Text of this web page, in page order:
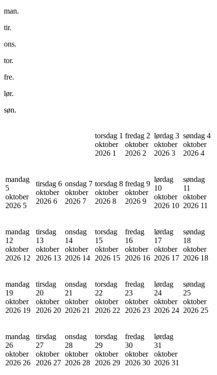
man.
tir.
ons.
tor.
fre.
lør.
søn.
torsdag 1
oktober
2026 1
fredag 2
oktober
2026 2
lørdag 3
oktober
2026 3
søndag 4
oktober
2026 4
mandag
5
oktober
2026 5
tirsdag 6
oktober
2026 6
onsdag 7
oktober
2026 7
torsdag 8
oktober
2026 8
fredag 9
oktober
2026 9
lørdag
10
oktober
2026 10
søndag
11
oktober
2026 11
mandag
12
oktober
2026 12
tirsdag
13
oktober
2026 13
onsdag
14
oktober
2026 14
torsdag
15
oktober
2026 15
fredag
16
oktober
2026 16
lørdag
17
oktober
2026 17
søndag
18
oktober
2026 18
mandag
19
oktober
2026 19
tirsdag
20
oktober
2026 20
onsdag
21
oktober
2026 21
torsdag
22
oktober
2026 22
fredag
23
oktober
2026 23
lørdag
24
oktober
2026 24
søndag
25
oktober
2026 25
mandag
26
oktober
2026 26
tirsdag
27
oktober
2026 27
onsdag
28
oktober
2026 28
torsdag
29
oktober
2026 29
fredag
30
oktober
2026 30
lørdag
31
oktober
2026 31